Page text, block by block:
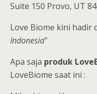
Suite 150 Provo, UT
Love Biome kini hadir
Indonesia”
Apa saja produk
LoveBiome saat ini :